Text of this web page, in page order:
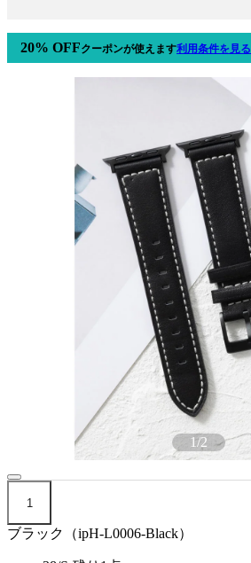
20% OFFクーポンが使えます利用条件を見る
1/2
1
ブラック（ipH-L0006-Black）